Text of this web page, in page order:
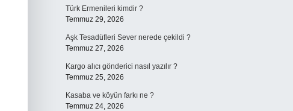
Türk Ermenileri kimdir ?
Temmuz 29, 2026
Aşk Tesadüfleri Sever nerede çekildi ?
Temmuz 27, 2026
Kargo alıcı gönderici nasıl yazılır ?
Temmuz 25, 2026
Kasaba ve köyün farkı ne ?
Temmuz 24, 2026